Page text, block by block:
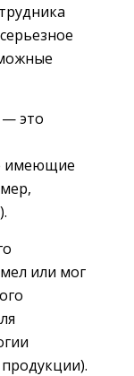
— это
имеющие
или мог